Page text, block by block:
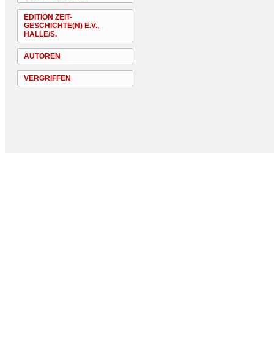
EDITION ZEIT-
GESCHICHTE(N) E.V.,
HALLE/S.
AUTOREN
VERGRIFFEN